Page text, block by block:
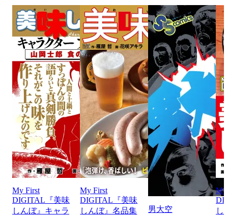
My First
DIGITAL『美味
しんぼ』キャラ
My First
DIGITAL『美味
しんぼ』名品集
男大空
My
し